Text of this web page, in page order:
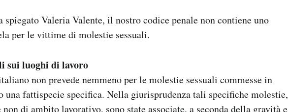
spiegato Valeria Valente, il nostro codice penale non contiene uno
per le vittime di molestie sessuali.
sui luoghi di lavoro
non prevede nemmeno per le molestie sessuali commesse in
una fattispecie specifica. Nella giurisprudenza tali specifiche molestie,
di ambito lavorativo, sono state associate, a seconda della gravità e